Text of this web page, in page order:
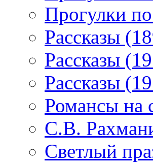
Прогулки
Рассказы
Рассказы
Рассказы
Романсы на
С.В.
Светлый